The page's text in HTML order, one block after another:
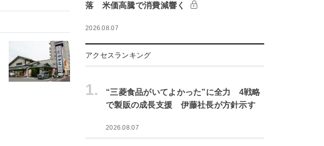
落 米価高騰で消費減響く
2026.08.07
アクセスランキング
1.
“三菱食品がいてよかった”に全力 4戦略
で製販の成長支援 伊藤社長が方針示す
2026.08.07